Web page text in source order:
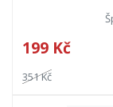
199 Kč
351 Kč